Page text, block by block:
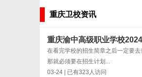
重庆卫校资讯
重庆渝中高级职业学校
在看完学校的招生简章之后一定要
那就必须要在招生计划...
03-24 | 已有323人访问